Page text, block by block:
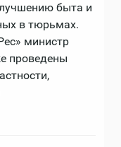
быта и
в тюрьмах.
министр
проведены